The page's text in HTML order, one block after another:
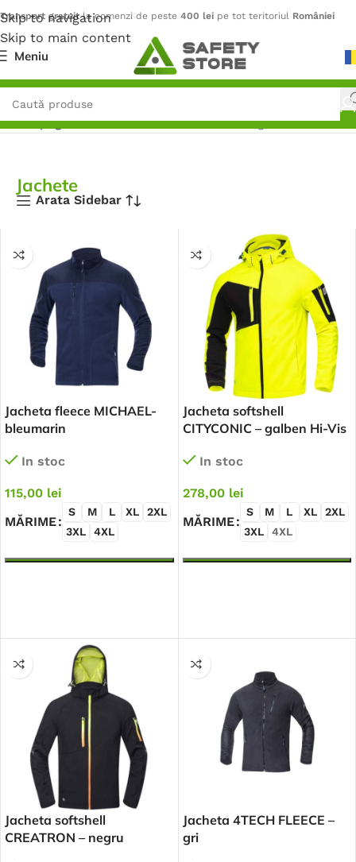
Skip to navigation
Skip to main content
Transport gratuitla comenzi de peste 400 lei pe tot teritoriul României
Meniu
Prima pagină/ Îmbrăcăminte/ Jachete/ Pagina 2
Jachete
Arata Sidebar
Jacheta fleece MICHAEL-
bleumarin
In stoc
115,00 lei
MĂRIME
S M L XL
2XL
3XL
4XL
Jacheta softshell
CITYCONIC – galben Hi-Vis
In stoc
278,00 lei
MĂRIME
S M L XL
2XL
3XL
4XL
Jacheta softshell
CREATRON – negru
Jacheta 4TECH FLEECE –
gri